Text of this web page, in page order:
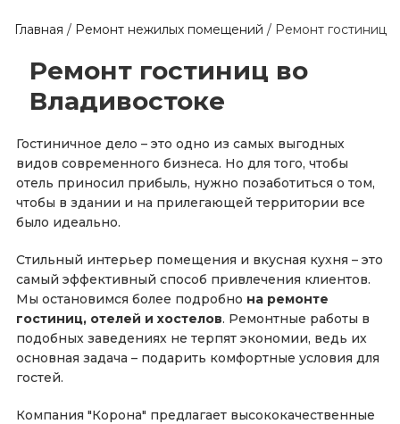
Главная / Ремонт нежилых помещений / Ремонт гостиниц
Ремонт гостиниц во
Владивостоке
Гостиничное дело – это одно из самых выгодных
видов современного бизнеса. Но для того, чтобы
отель приносил прибыль, нужно позаботиться о том,
чтобы в здании и на прилегающей территории все
было идеально.
Стильный интерьер помещения и вкусная кухня – это
самый эффективный способ привлечения клиентов.
Мы остановимся более подробно на ремонте
гостиниц, отелей и хостелов. Ремонтные работы в
подобных заведениях не терпят экономии, ведь их
основная задача – подарить комфортные условия для
гостей.
Компания "Корона" предлагает высококачественные